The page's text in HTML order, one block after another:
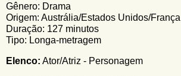
Gênero: Drama
Origem: Austrália/Estados Unidos/França
Duração: 127 minutos
Tipo: Longa-metragem
Elenco: Ator/Atriz - Personagem